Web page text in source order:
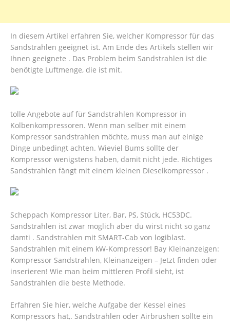
In diesem Artikel erfahren Sie, welcher Kompressor für das
Sandstrahlen geeignet ist. Am Ende des Artikels stellen wir
Ihnen geeignete . Das Problem beim Sandstrahlen ist die
benötigte Luftmenge, die ist mit.
tolle Angebote auf für Sandstrahlen Kompressor in
Kolbenkompressoren. Wenn man selber mit einem
Kompressor sandstrahlen möchte, muss man auf einige
Dinge unbedingt achten. Wieviel Bums sollte der
Kompressor wenigstens haben, damit nicht jede. Richtiges
Sandstrahlen fängt mit einem kleinen Dieselkompressor .
Scheppach Kompressor Liter, Bar, PS, Stück, HC53DC.
Sandstrahlen ist zwar möglich aber du wirst nicht so ganz
damti . Sandstrahlen mit SMART-Cab von logiblast.
Sandstrahlen mit einem kW-Kompressor! Bay Kleinanzeigen:
Kompressor Sandstrahlen, Kleinanzeigen – Jetzt finden oder
inserieren! Wie man beim mittleren Profil sieht, ist
Sandstrahlen die beste Methode.
Erfahren Sie hier, welche Aufgabe der Kessel eines
Kompressors hat,. Sandstrahlen oder Airbrushen sollte ein